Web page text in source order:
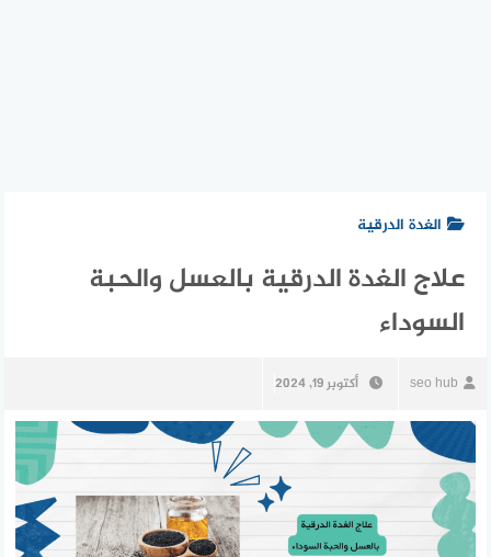
الغدة الدرقية
علاج الغدة الدرقية بالعسل والحبة
السوداء
seo hub أكتوبر 19, 2024